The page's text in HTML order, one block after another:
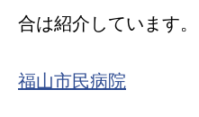
合は紹介しています。
福山市民病院